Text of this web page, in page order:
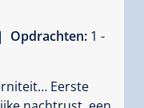
Opdrachten: 1 -
Eerste